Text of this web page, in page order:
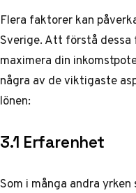
Flera faktorer kan
Sverige. Att förstå
maximera din
några av de viktigaste
lönen:
3.1 Erfarenhet
Som i många andra